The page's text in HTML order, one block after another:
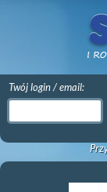
Twój login / email: